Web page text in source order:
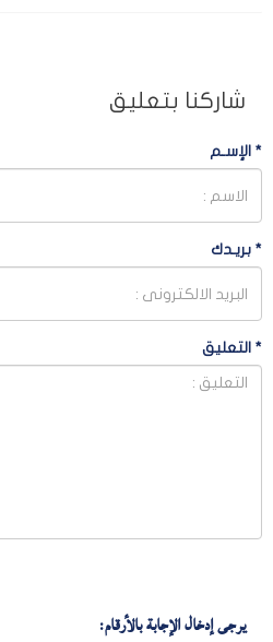
شاركنا بتعليق
* الإسـم
* بريـدك
* التعليق
يرجى إدخال الإجابة بالأرقام: